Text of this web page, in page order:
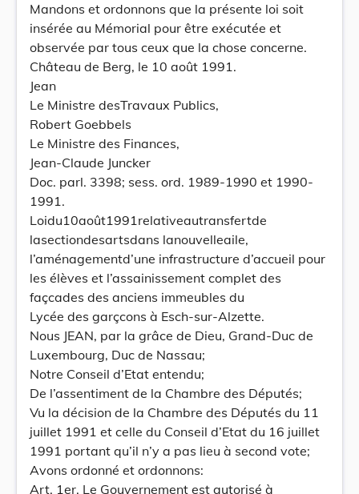
Mandons et ordonnons que la présente loi soit
insérée au Mémorial pour être exécutée et
observée par tous ceux que la chose concerne.
Château de Berg, le 10 août 1991.
Jean
Le Ministre desTravaux Publics,
Robert Goebbels
Le Ministre des Finances,
Jean-Claude Juncker
Doc. parl. 3398; sess. ord. 1989-1990 et 1990-
1991.
Loidu10août1991relativeautransfertde
lasectiondesartsdans lanouvelleaile,
l’aménagementd’une infrastructure d’accueil pour
les élèves et l’assainissement complet des
façcades des anciens immeubles du
Lycée des garçcons à Esch-sur-Alzette.
Nous JEAN, par la grâce de Dieu, Grand-Duc de
Luxembourg, Duc de Nassau;
Notre Conseil d’Etat entendu;
De l’assentiment de la Chambre des Députés;
Vu la décision de la Chambre des Députés du 11
juillet 1991 et celle du Conseil d’Etat du 16 juillet
1991 portant qu’il n’y a pas lieu à second vote;
Avons ordonné et ordonnons:
Art. 1er. Le Gouvernement est autorisé à